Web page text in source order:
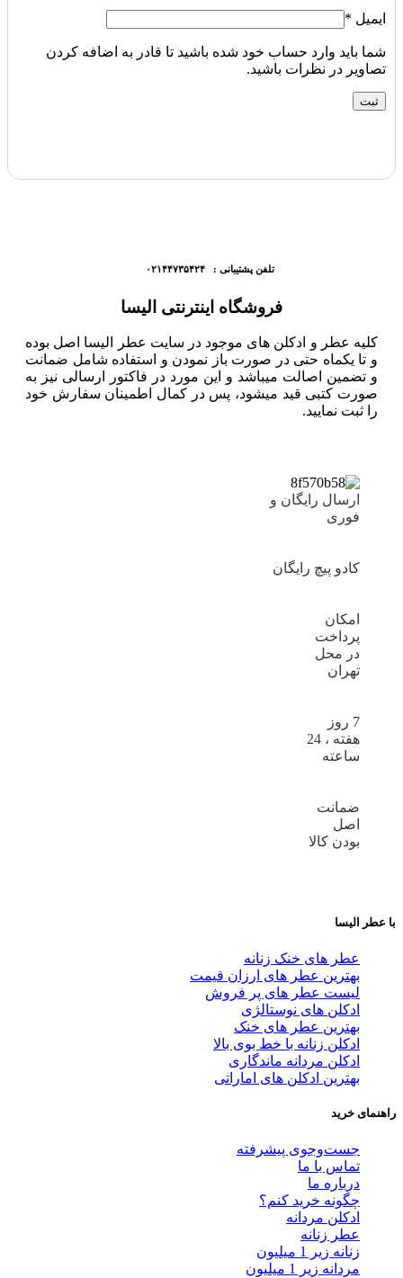
ایمیل *
شما باید وارد حساب خود شده باشید تا قادر به اضافه کردن
تصاویر در نظرات باشید.
تلفن پشتیبانی : ۰۲۱۴۴۷۳۵۴۲۴
فروشگاه اینترنتی الیسا
کلیه عطر و ادکلن های موجود در سایت عطر الیسا اصل بوده
و تا یکماه حتی در صورت باز نمودن و استفاده شامل ضمانت
و تضمین اصالت میباشد و این مورد در فاکتور ارسالی نیز به
صورت کتبی قید میشود، پس در کمال اطمینان سفارش خود
را ثبت نمایید.
ارسال رایگان و
فوری
کادو پیچ رایگان
امکان
پرداخت
در محل
تهران
7 روز
هفته ، 24
ساعته
ضمانت
اصل
بودن کالا
با عطر الیسا
عطر های خنک زنانه
بهترین عطر های ارزان قیمت
لیست عطر های پر فروش
ادکلن های نوستالژی
بهترین عطر های خنک
ادکلن زنانه با خط بوی بالا
ادکلن مردانه ماندگاری
بهترین ادکلن های اماراتی
راهنمای خرید
جست‌وجوی پیشرفته
تماس با ما
درباره ما
چگونه خرید کنم؟
ادکلن مردانه
عطر زنانه
زنانه زیر 1 میلیون
مردانه زیر 1 میلیون